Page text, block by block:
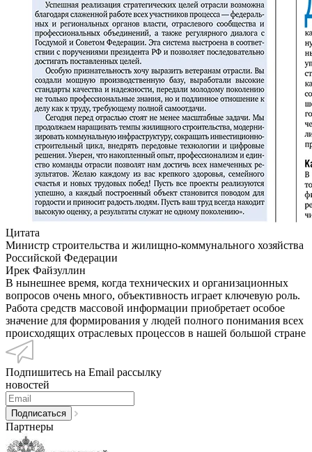
Цитата
Министр строительства и жилищно-коммунального хозяйства
Российской Федерации
Ирек Файзуллин
В нынешнее время, когда технических и организационных
вопросов очень много, объективность играет ключевую роль.
Работа средств массовой информации приобретает особое
значение для формирования у людей полного понимания всех
происходящих отраслевых процессов в нашей большой стране
Подпишитесь на Email рассылку
новостей
Партнеры